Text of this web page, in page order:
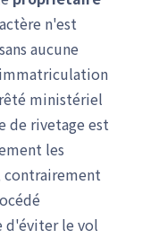
n'est
aucune
ministériel
de rivetage est
les
contrairement
d'éviter le vol